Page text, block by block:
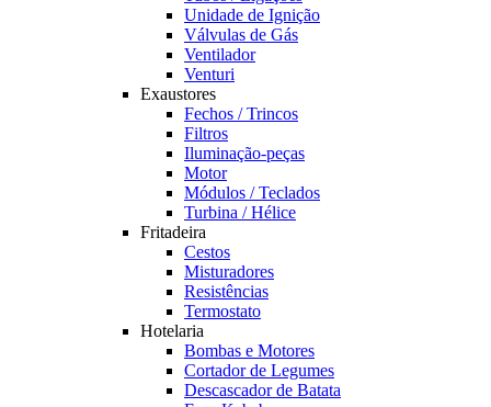
Unidade de Ignição
Válvulas de Gás
Ventilador
Venturi
Exaustores
Fechos / Trincos
Filtros
Iluminação-peças
Motor
Módulos / Teclados
Turbina / Hélice
Fritadeira
Cestos
Misturadores
Resistências
Termostato
Hotelaria
Bombas e Motores
Cortador de Legumes
Descascador de Batata